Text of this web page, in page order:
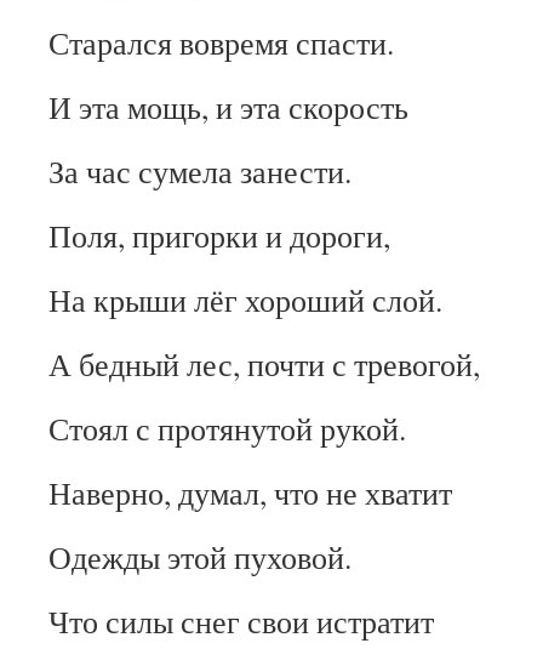
Старался вовремя спасти.
И эта мощь, и эта скорость
За час сумела занести.
Поля, пригорки и дороги,
На крыши лёг хороший слой.
А бедный лес, почти с тревогой,
Стоял с протянутой рукой.
Наверно, думал, что не хватит
Одежды этой пуховой.
Что силы снег свои истратит